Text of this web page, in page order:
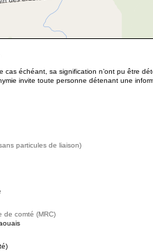
cas échéant, sa signification n’ont pu être
invite toute personne détenant une
particules de liaison)
de comté (MRC)